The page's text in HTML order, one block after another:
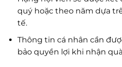
quý hoặc theo năm dựa
tế.
Thông tin cá nhân cần
bảo quyền lợi khi nhận